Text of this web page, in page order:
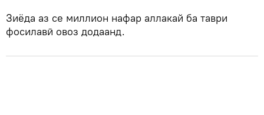
Зиёда аз се миллион нафар аллакай ба таври
фосилавӣ овоз додаанд.